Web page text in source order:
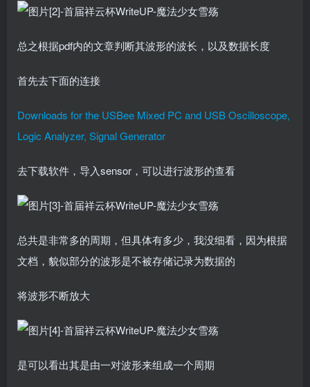
总之根据pdf内的文章判断其波形的波长，以及数据长度
首先去下面的连接
Downloads for the USBee Mixed PC and USB Oscilloscope,
Logic Analyzer, Signal Generator
去下载软件，导入sensor，可以进行波形的查看
总共是非常多的周期，但具体有多少，我没细看，因为根据
文档，貌似部分的波形是不被存储记录为数据的
将波形不断放大
是可以看出其是由一对波形来组成一个周期